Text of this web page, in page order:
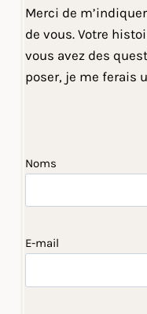
Merci de
de vous. Votre
vous avez des
poser, je me ferais
Noms
E-mail